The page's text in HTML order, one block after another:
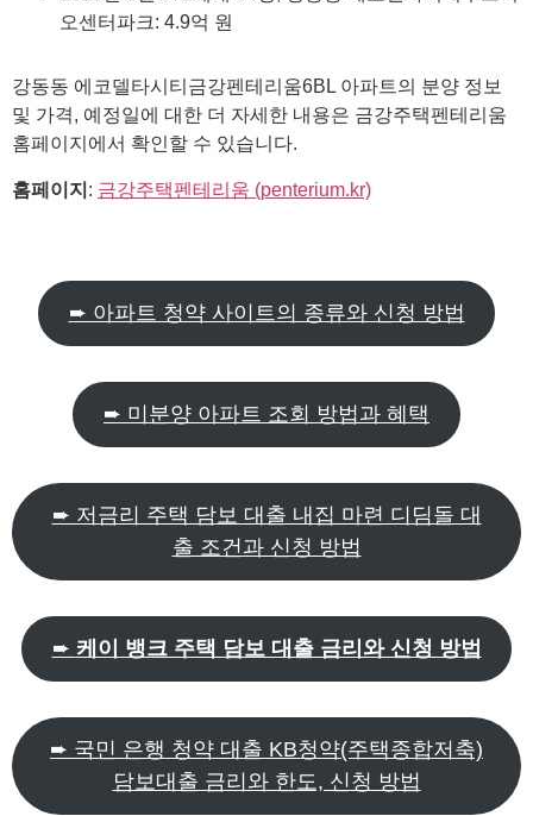
오센터파크: 4.9억 원
강동동 에코델타시티금강펜테리움6BL 아파트의 분양 정보
및 가격, 예정일에 대한 더 자세한 내용은 금강주택펜테리움
홈페이지에서 확인할 수 있습니다.
홈페이지 : 금강주택펜테리움 (penterium.kr)
➨ 아파트 청약 사이트의 종류와 신청 방법
➨ 미분양 아파트 조회 방법과 혜택
➨ 저금리 주택 담보 대출 내집 마련 디딤돌 대
출 조건과 신청 방법
➨ 케이 뱅크 주택 담보 대출 금리와 신청 방법
➨ 국민 은행 청약 대출 KB청약(주택종합저축)
담보대출 금리와 한도, 신청 방법